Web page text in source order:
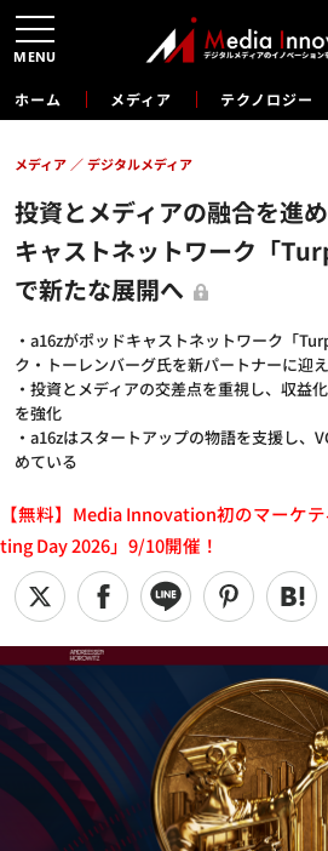
ホーム メディア テクノロジー
投資とメディアの融合を進
キャストネットワーク「
で新たな展開へ
・a16zがポッドキャストネットワーク「
ク・トーレンバーグ氏を新パートナーに迎
・投資とメディアの交差点を重視し、収益
を強化
・a16zはスタートアップの物語を支援し、
めている
メディア デジタルメディア
【無料】Media Innovation初のマーケ
ting Day 2026」9/10開催！
MENU